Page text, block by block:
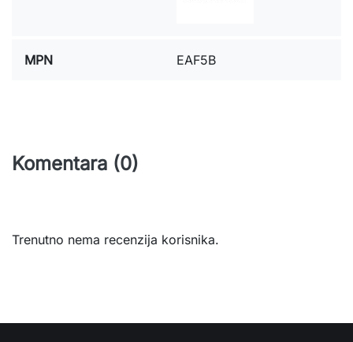
MPN EAF5B
Komentara (0)
Trenutno nema recenzija korisnika.